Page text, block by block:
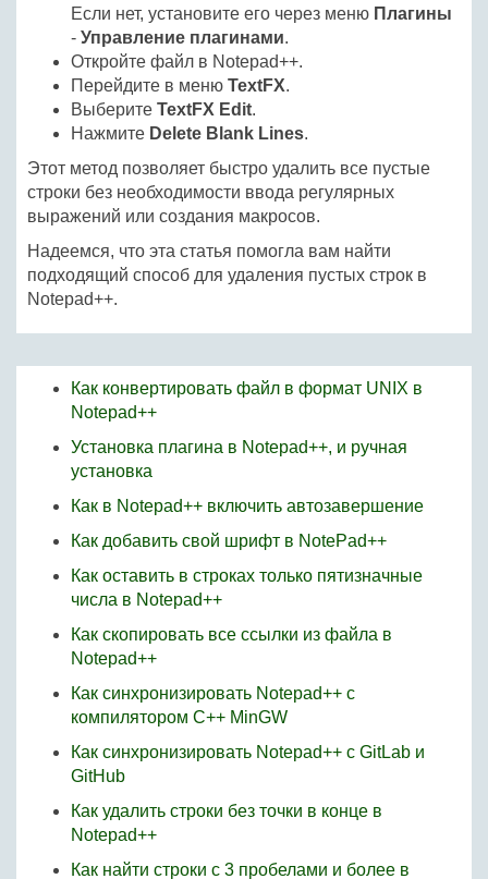
Если нет, установите его через меню Плагины
- Управление плагинами.
Откройте файл в Notepad++.
Перейдите в меню TextFX.
Выберите TextFX Edit.
Нажмите Delete Blank Lines.
Этот метод позволяет быстро удалить все пустые
строки без необходимости ввода регулярных
выражений или создания макросов.
Надеемся, что эта статья помогла вам найти
подходящий способ для удаления пустых строк в
Notepad++.
Как конвертировать файл в формат UNIX в
Notepad++
Установка плагина в Notepad++, и ручная
установка
Как в Notepad++ включить автозавершение
Как добавить свой шрифт в NotePad++
Как оставить в строках только пятизначные
числа в Notepad++
Как скопировать все ссылки из файла в
Notepad++
Как синхронизировать Notepad++ с
компилятором C++ MinGW
Как синхронизировать Notepad++ с GitLab и
GitHub
Как удалить строки без точки в конце в
Notepad++
Как найти строки с 3 пробелами и более в